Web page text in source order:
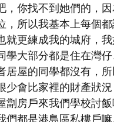
，你找不到她們的，
，所以我基本上每個
就更練成我的城府，
學大部分都是住在灣
居屋的同學都沒有，
少會比家裡的財產狀
劏房戶來我們學校討